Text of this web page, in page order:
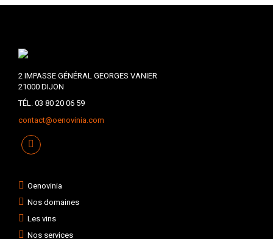
2 IMPASSE GÉNÉRAL GEORGES VANIER
21000 DIJON
TÉL. 03 80 20 06 59
contact@oenovinia.com
Oenovinia
Nos domaines
Les vins
Nos services